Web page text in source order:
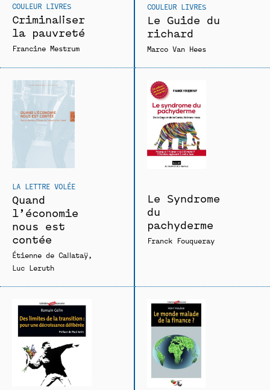
COULEUR LIVRES
Criminaliser
la pauvreté
Francine Mestrum
COULEUR LIVRES
Le Guide du
richard
Marco Van Hees
LA LETTRE VOLÉE
Quand
l’économie
nous est
contée
Étienne de Callataÿ
Luc Leruth
Le Syndrome
du
pachyderme
Franck Fouqueray